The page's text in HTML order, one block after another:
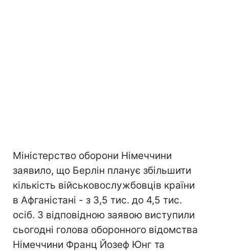
Міністерство оборони Німеччини
заявило, що Берлін планує збільшити
кількість військовослужбовців країни
в Афганістані - з 3,5 тис. до 4,5 тис.
осіб. З відповідною заявою виступили
сьогодні голова оборонного відомства
Німеччини Франц Йозеф Юнг та